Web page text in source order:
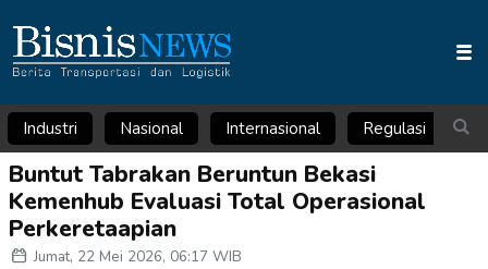
Industri Nasional Internasional Regulasi
Buntut Tabrakan Beruntun Bekasi
Kemenhub Evaluasi Total Operasional
Perkeretaapian
Jumat, 22 Mei 2026, 06:17 WIB